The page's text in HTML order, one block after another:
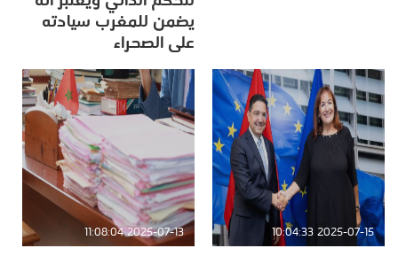
يضمن للمغرب سيادته
على الصحراء
2025-07-15 10:04:33
2025-07-13 11:08:04